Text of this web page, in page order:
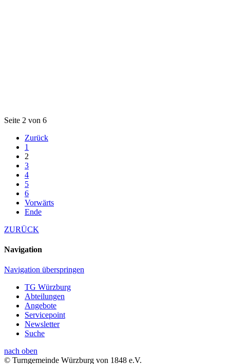
Seite 2 von 6
Zurück
1
2
3
4
5
6
Vorwärts
Ende
ZURÜCK
Navigation
Navigation überspringen
TG Würzburg
Abteilungen
Angebote
Servicepoint
Newsletter
Suche
nach oben
© Turngemeinde Würzburg von 1848 e.V.